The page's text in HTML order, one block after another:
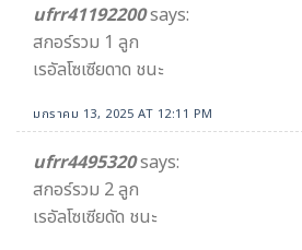
ufrr41192200says:
สกอร์รวม 1 ลูก
เรอัลโซเซียดาด ชนะ
มกราคม 13, 2025 AT 12:11 PM
ufrr4495320says:
สกอร์รวม 2 ลูก
เรอัลโซเซียดัด ชนะ